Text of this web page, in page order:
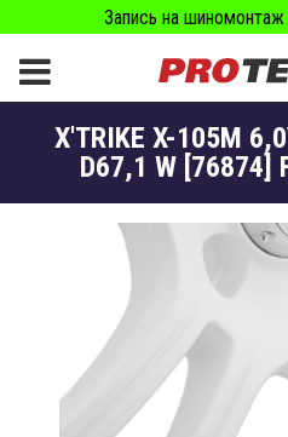
Запись на
X'TRIKE X-105М
D67,1 W [76874]